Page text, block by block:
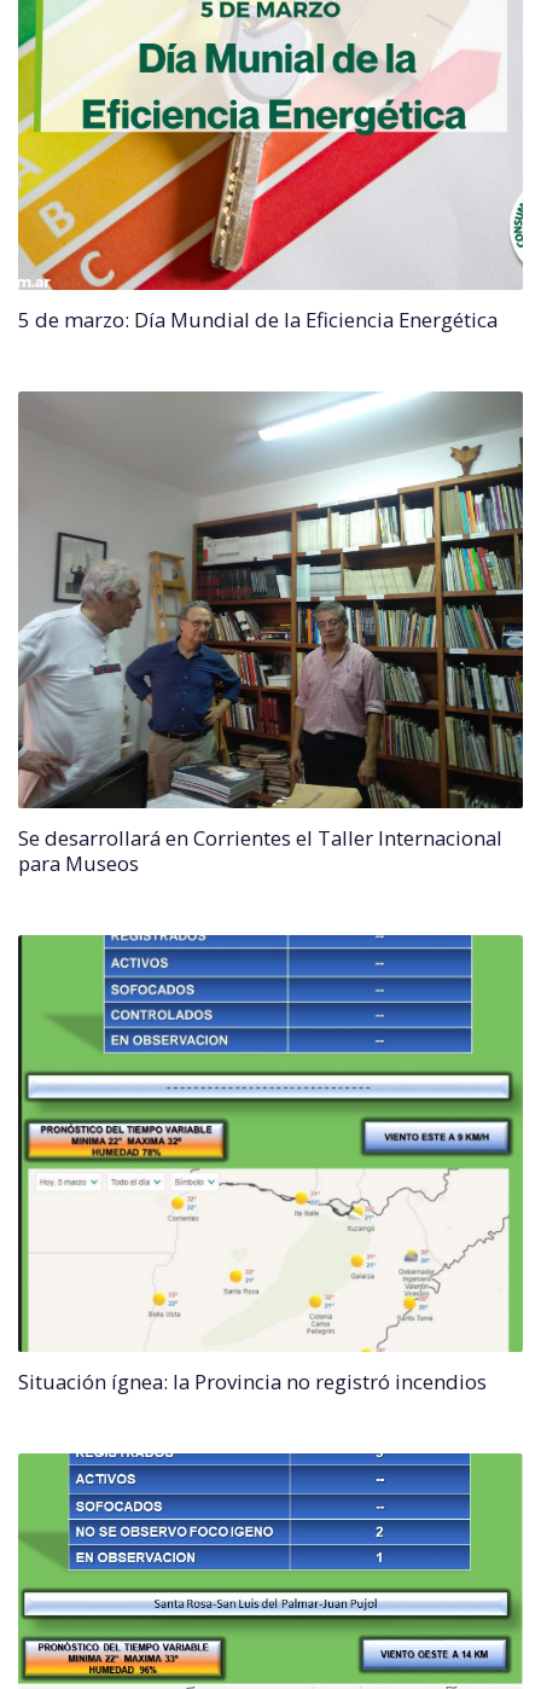
5 de marzo: Día Mundial de la Eficiencia Energética
Se desarrollará en Corrientes el Taller Internacional
para Museos
Situación ígnea: la Provincia no registró incendios